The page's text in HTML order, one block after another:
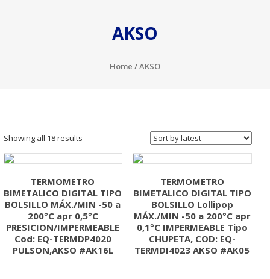
AKSO
Home / AKSO
Showing all 18 results
TERMOMETRO
BIMETALICO DIGITAL TIPO
BOLSILLO MÁX./MIN -50 a
200°C apr 0,5°C
PRESICION/IMPERMEABLE
Cod: EQ-TERMDP4020
PULSON,AKSO #AK16L
TERMOMETRO
BIMETALICO DIGITAL TIPO
BOLSILLO Lollipop
MÁX./MIN -50 a 200°C apr
0,1°C IMPERMEABLE Tipo
CHUPETA, COD: EQ-
TERMDI4023 AKSO #AK05